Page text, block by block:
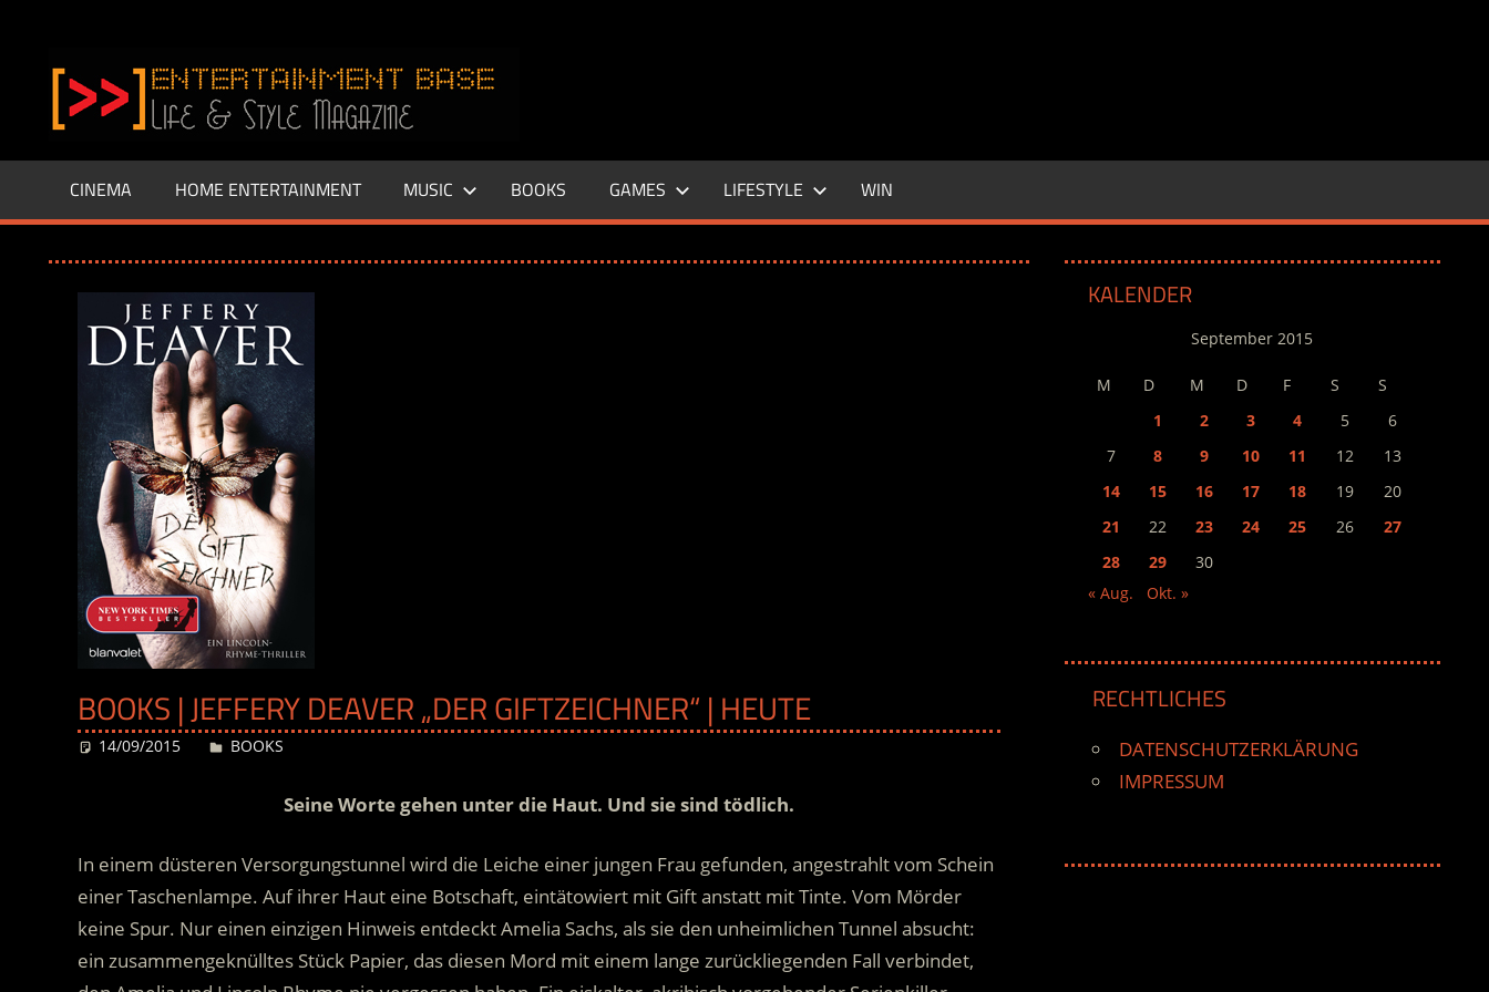
springen
–
LIFE
Base.de
CINEMA HOME ENTERTAINMENT MUSIC BOOKS GAMES LIFESTYLE WIN
BOOKS | JEFFERY DEAVER „DER GIFTZEICHNER“ | HEUTE
14/09/2015 Desiree
BOOKS
Seine Worte gehen unter die Haut. Und sie sind tödlich.
In einem düsteren Versorgungstunnel wird die Leiche einer jungen Frau gefunden, angestrahlt vom Schein
einer Taschenlampe. Auf ihrer Haut eine Botschaft, eintätowiert mit Gift anstatt mit Tinte. Vom Mörder
keine Spur. Nur einen einzigen Hinweis entdeckt Amelia Sachs, als sie den unheimlichen Tunnel absucht:
ein zusammengeknülltes Stück Papier, das diesen Mord mit einem lange zurückliegenden Fall verbindet,
KALENDER
September 2015
M D M D F S
S
1
2 3 4 5
6
7
8 9 10 11 12
13
14
15 16 17 18 19
20
21
22 23 24 25 26
27
28
29
30
« Aug.
Okt. »
RECHTLICHES
DATENSCHUTZERKLÄRUNG
IMPRESSUM